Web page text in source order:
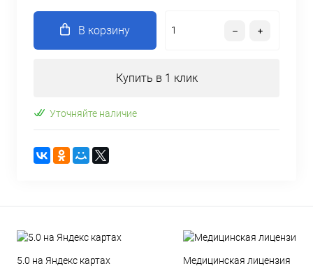
В корзину
Купить в 1 клик
Уточняйте наличие
5.0 на Яндекс картах Медицинская лицензия